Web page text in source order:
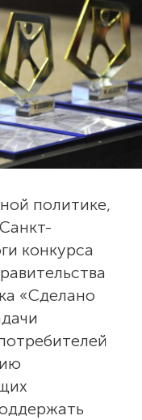
политике,
конкурса
«Сделано